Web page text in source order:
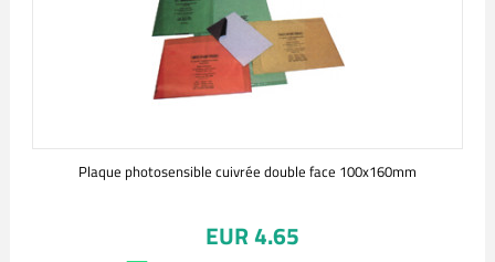
Plaque photosensible cuivrée double face 100x160mm
EUR 4.65